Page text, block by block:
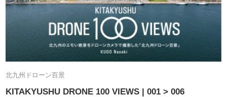
北九州ドローン百景
KITAKYUSHU DRONE 100 VIEWS | 001 > 006